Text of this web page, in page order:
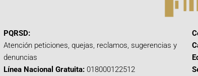
PQRSD:
Atención peticiones, quejas, reclamos, sugerencias y
denuncias
Línea Nacional Gratuita: 018000122512